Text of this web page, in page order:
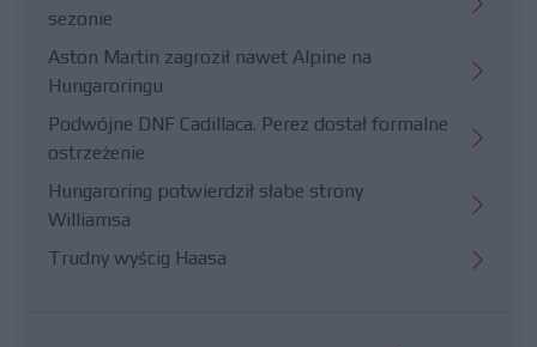
sezonie
Aston Martin zagroził nawet Alpine na
Hungaroringu
Podwójne DNF Cadillaca. Perez dostał formalne
ostrzeżenie
Hungaroring potwierdził słabe strony
Williamsa
Trudny wyścig Haasa